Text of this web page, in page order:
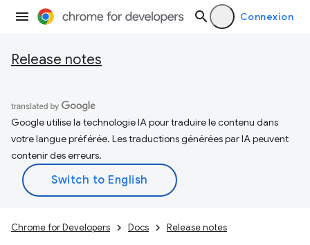
Connexion
Release notes
Google utilise la technologie IA pour traduire le contenu dans
votre langue préférée. Les traductions générées par IA peuvent
contenir des erreurs.
Chrome for Developers Docs Release notes